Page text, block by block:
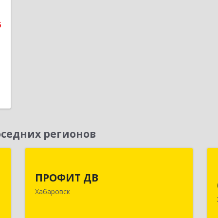
регионов
ПРОФИТ ДВ
Хабаровск
680000, Хабаровский край, Хабаровск
г, Муравьева-Амурского ул, дом № 25,